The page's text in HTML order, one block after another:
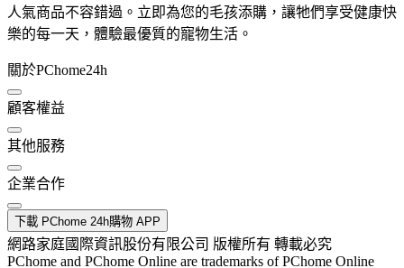
人氣商品不容錯過。立即為您的毛孩添購，讓牠們享受健康快
樂的每一天，體驗最優質的寵物生活。
關於PChome24h
顧客權益
其他服務
企業合作
下載 PChome 24h購物 APP
網路家庭國際資訊股份有限公司 版權所有 轉載必究
PChome and PChome Online are trademarks of PChome Online